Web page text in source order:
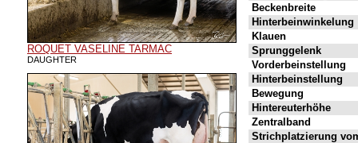
ROQUET VASELINE TARMAC
DAUGHTER
Beckenbreite
Hinterbeinwinkelung
Klauen
Sprunggelenk
Vorderbeinstellung
Hinterbeinstellung
Bewegung
Hintereuterhöhe
Zentralband
Strichplatzierung